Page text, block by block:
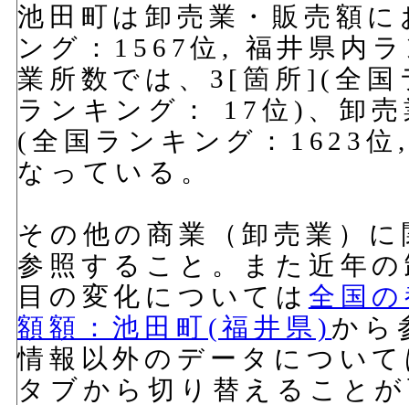
池田町は卸売業・販売額
ング：1567位, 福井県内
業所数では、3[箇所](全
ランキング： 17位)、卸
(全国ランキング：1623
なっている。
その他の商業（卸売業）
参照すること。また近年
目の変化については 全国
額額：池田町(福井県) から
情報以外のデータについ
タブから切り替えること